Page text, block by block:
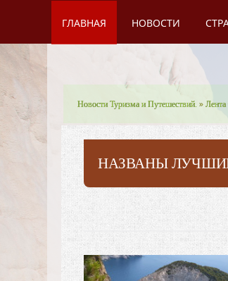
ГЛАВНАЯ НОВОСТИ
Новости Туризма и Путешествий. »Лента
НАЗВАНЫ